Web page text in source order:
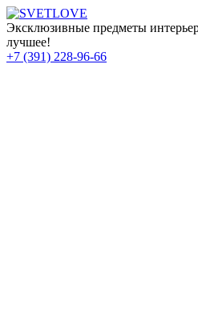
Эксклюзивные предметы
лучшее!
+7 (391) 228-96-66